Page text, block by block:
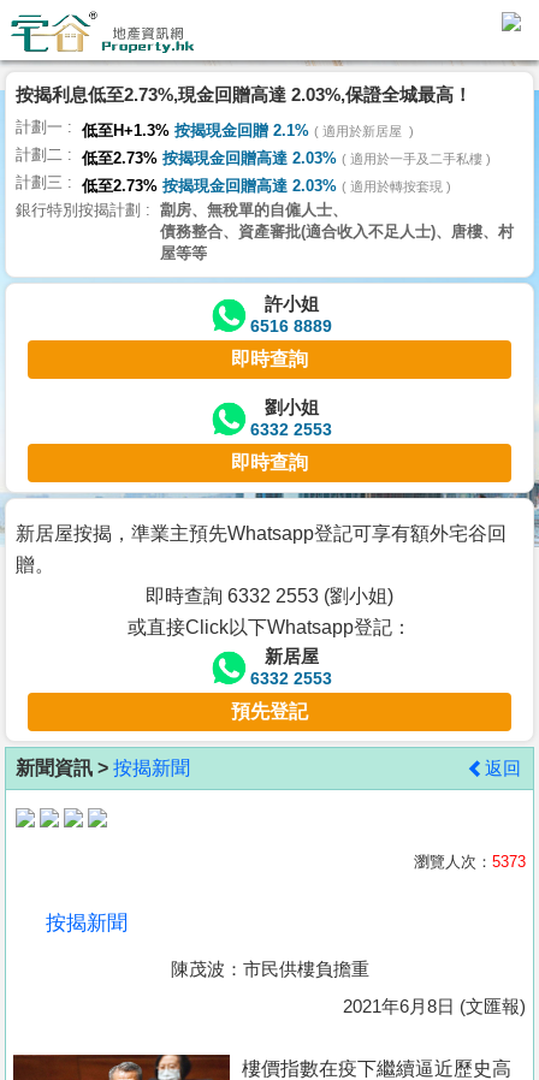
代
理
主
頁
搵
樓/
交
業
主
宅
谷
按
客
地
產
按揭利息低至2.73%,現金回贈高達 2.03%,保證全城最高！
計劃一 低至H+1.3% 按揭現金回贈 2.1% 適用於新居屋
計劃二 低至2.73% 按揭現金回贈高達 2.03% 適用於一手及二手私樓
計劃三 低至2.73% 按揭現金回贈高達 2.03% 適用於轉按套現
銀行特別按揭計劃
劏房、無稅單的自僱人士、
債務整合、資產審批(適合收入不足人士)、唐樓、村
屋等等
許小姐
6516 8889
即時查詢
劉小姐
6332 2553
即時查詢
新居屋按揭，準業主預先Whatsapp登記可享有額外宅谷回
贈。
即時查詢 6332 2553 (劉小姐)
或直接Click以下Whatsapp登記：
新居屋
6332 2553
預先登記
新聞資訊 > 按揭新聞 返回
瀏覽人次： 5373
按揭新聞
陳茂波：市民供樓負擔重
2021年6月8日 (文匯報)
樓價指數在疫下繼續逼近歷史高